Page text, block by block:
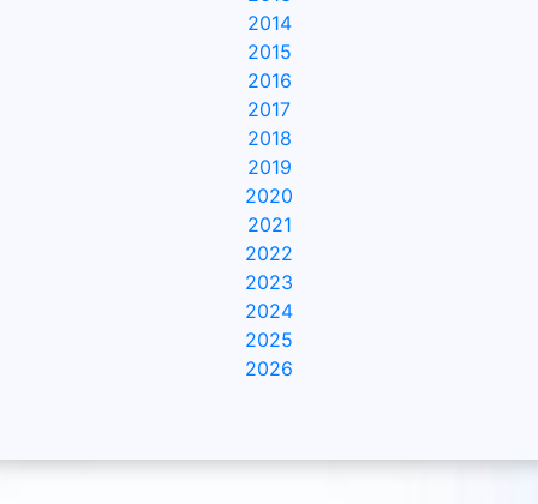
2014
2015
2016
2017
2018
2019
2020
2021
2022
2023
2024
2025
2026